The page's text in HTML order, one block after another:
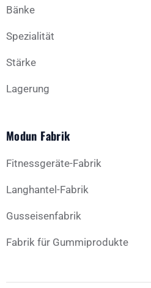
Bänke
Spezialität
Stärke
Lagerung
Modun Fabrik
Fitnessgeräte-Fabrik
Langhantel-Fabrik
Gusseisenfabrik
Fabrik für Gummiprodukte